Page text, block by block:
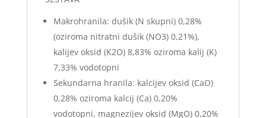
Makrohranila: dušik (N skupni) 0,28%
(oziroma nitratni dušik (NO3) 0,21%),
kalijev oksid (K2O) 8,83% oziroma kalij (K)
7,33% vodotopni
Sekundarna hranila: kalcijev oksid (CaO)
0,28% oziroma kalcij (Ca) 0,20%
vodotopni, magnezijev oksid (MgO) 0,20%